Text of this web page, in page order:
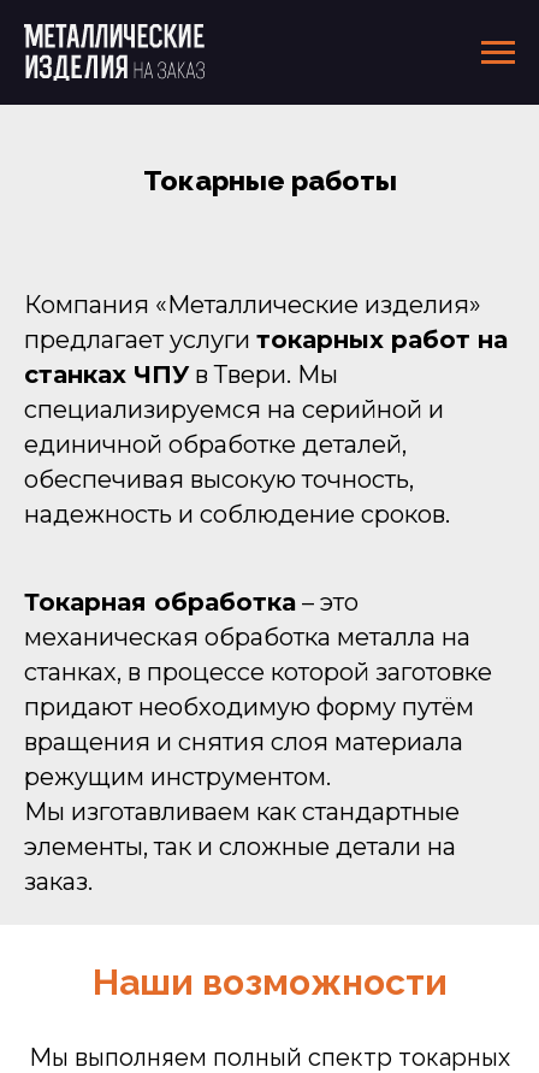
Токарные работы
Компания «Металлические изделия»
предлагает услуги токарных работ на
станках ЧПУв Твери. Мы
специализируемся на серийной и
единичной обработке деталей,
обеспечивая высокую точность,
надежность и соблюдение сроков.
Токарная обработка – это
механическая обработка металла на
станках, в процессе которой заготовке
придают необходимую форму путём
вращения и снятия слоя материала
режущим инструментом.
Мы изготавливаем как стандартные
элементы, так и сложные детали на
заказ.
Наши возможности
Мы выполняем полный спектр токарных